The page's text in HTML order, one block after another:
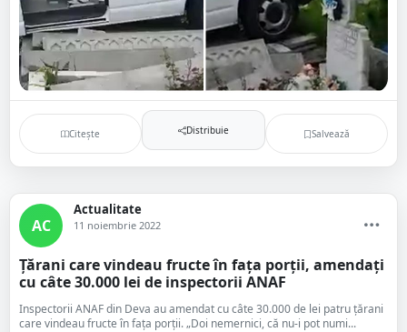
Citește Distribuie Salvează
AC
Actualitate
11 noiembrie 2022
Țărani care vindeau fructe în fața porții, amendați
cu câte 30.000 lei de inspectorii ANAF
Inspectorii ANAF din Deva au amendat cu câte 30.000 de lei patru țărani
care vindeau fructe în fața porții. „Doi nemernici, că nu-i pot numi...